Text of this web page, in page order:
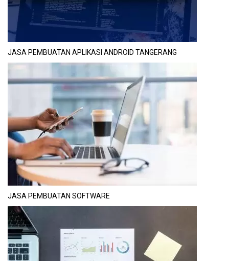
JASA PEMBUATAN APLIKASI ANDROID TANGERANG
JASA PEMBUATAN SOFTWARE